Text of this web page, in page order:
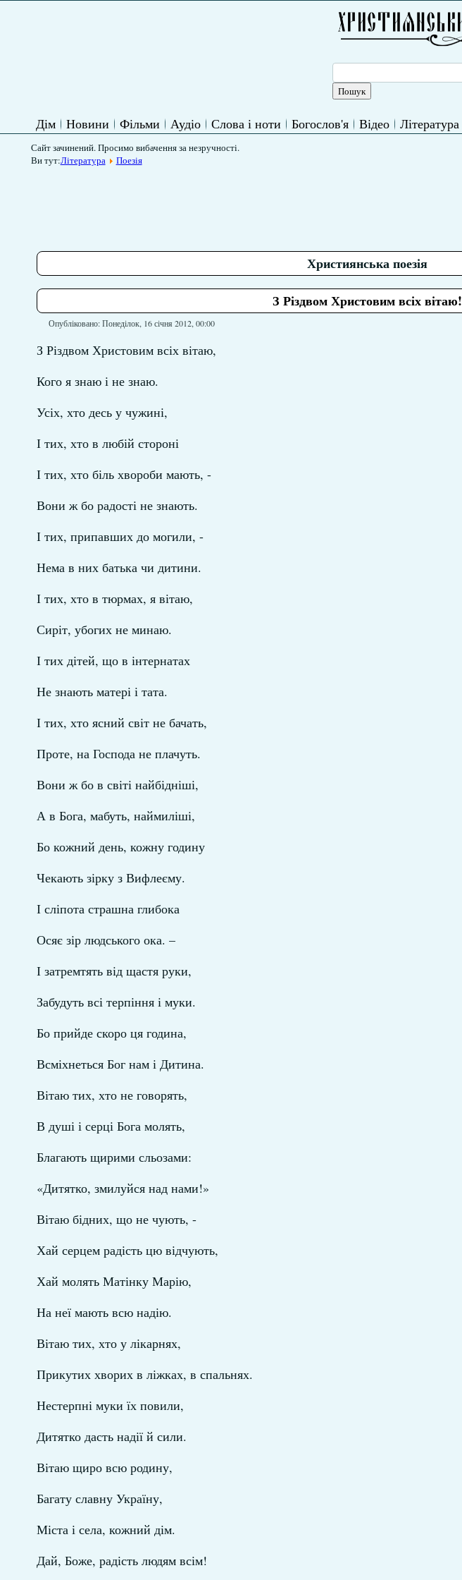
Дім Новини Фільми Аудіо Слова і ноти Богослов'я Відео Література
Сайт зачинений. Просимо вибачення за незручності.
Ви тут:Література Поезія
Християнська поезія
З Різдвом Христовим всіх вітаю!
Опубліковано: Понеділок, 16 січня 2012, 00:00
З Різдвом Христовим всіх вітаю,
Кого я знаю і не знаю.
Усіх, хто десь у чужині,
І тих, хто в любій стороні
І тих, хто біль хвороби мають, -
Вони ж бо радості не знають.
І тих, припавших до могили, -
Нема в них батька чи дитини.
І тих, хто в тюрмах, я вітаю,
Сиріт, убогих не минаю.
І тих дітей, що в інтернатах
Не знають матері і тата.
І тих, хто ясний світ не бачать,
Проте, на Господа не плачуть.
Вони ж бо в світі найбідніші,
А в Бога, мабуть, наймиліші,
Бо кожний день, кожну годину
Чекають зірку з Вифлеєму.
І сліпота страшна глибока
Осяє зір людського ока. –
І затремтять від щастя руки,
Забудуть всі терпіння і муки.
Бо прийде скоро ця година,
Всміхнеться Бог нам і Дитина.
Вітаю тих, хто не говорять,
В душі і серці Бога молять,
Благають щирими сльозами:
«Дитятко, змилуйся над нами!»
Вітаю бідних, що не чують, -
Хай серцем радість цю відчують,
Хай молять Матінку Марію,
На неї мають всю надію.
Вітаю тих, хто у лікарнях,
Прикутих хворих в ліжках, в спальнях.
Нестерпні муки їх повили,
Дитятко дасть надії й сили.
Вітаю щиро всю родину,
Багату славну Україну,
Міста і села, кожний дім.
Дай, Боже, радість людям всім!